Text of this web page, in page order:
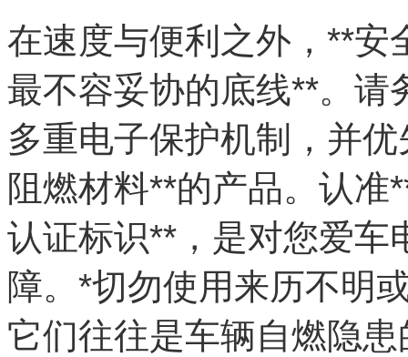
在速度与便利之外，**安
最不容妥协的底线**。请
多重电子保护机制，并
阻燃材料**的产品。认
认证标识**，是对您爱车
障。*切勿使用来历不明
它们往往是车辆自燃隐